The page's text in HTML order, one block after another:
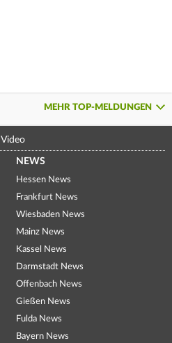
MEHR TOP-MELDUNGEN
Video
NEWS
Hessen News
Frankfurt News
Wiesbaden News
Mainz News
Kassel News
Darmstadt News
Offenbach News
Gießen News
Fulda News
Bayern News